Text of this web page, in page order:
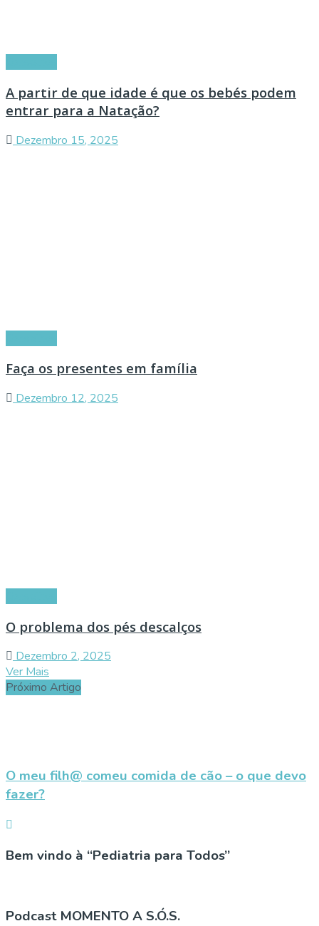
A partir de que idade é que os bebés podem
entrar para a Natação?
Dezembro 15, 2025
Faça os presentes em família
Dezembro 12, 2025
O problema dos pés descalços
Dezembro 2, 2025
Ver Mais
Próximo Artigo
O meu filh@ comeu comida de cão – o que devo
fazer?
Bem vindo à “Pediatria para Todos”
Podcast MOMENTO A S.Ó.S.